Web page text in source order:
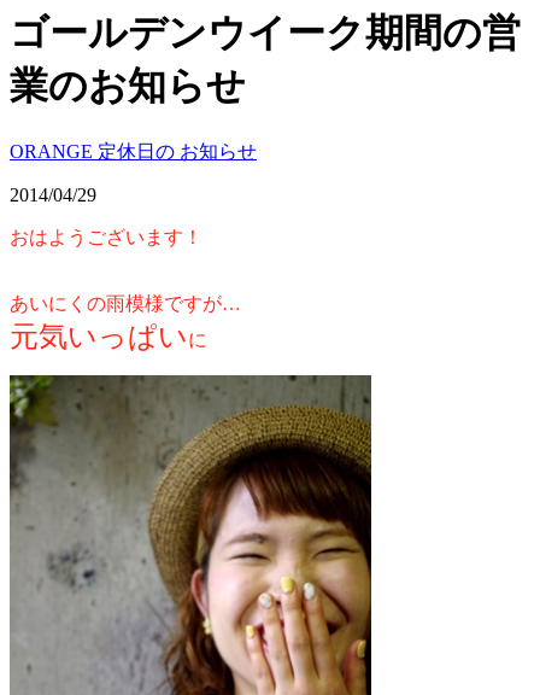
ゴールデンウイーク期間の営
業のお知らせ
ORANGE 定休日の お知らせ
2014/04/29
おはようございます！
あいにくの雨模様ですが…
元気いっぱいに